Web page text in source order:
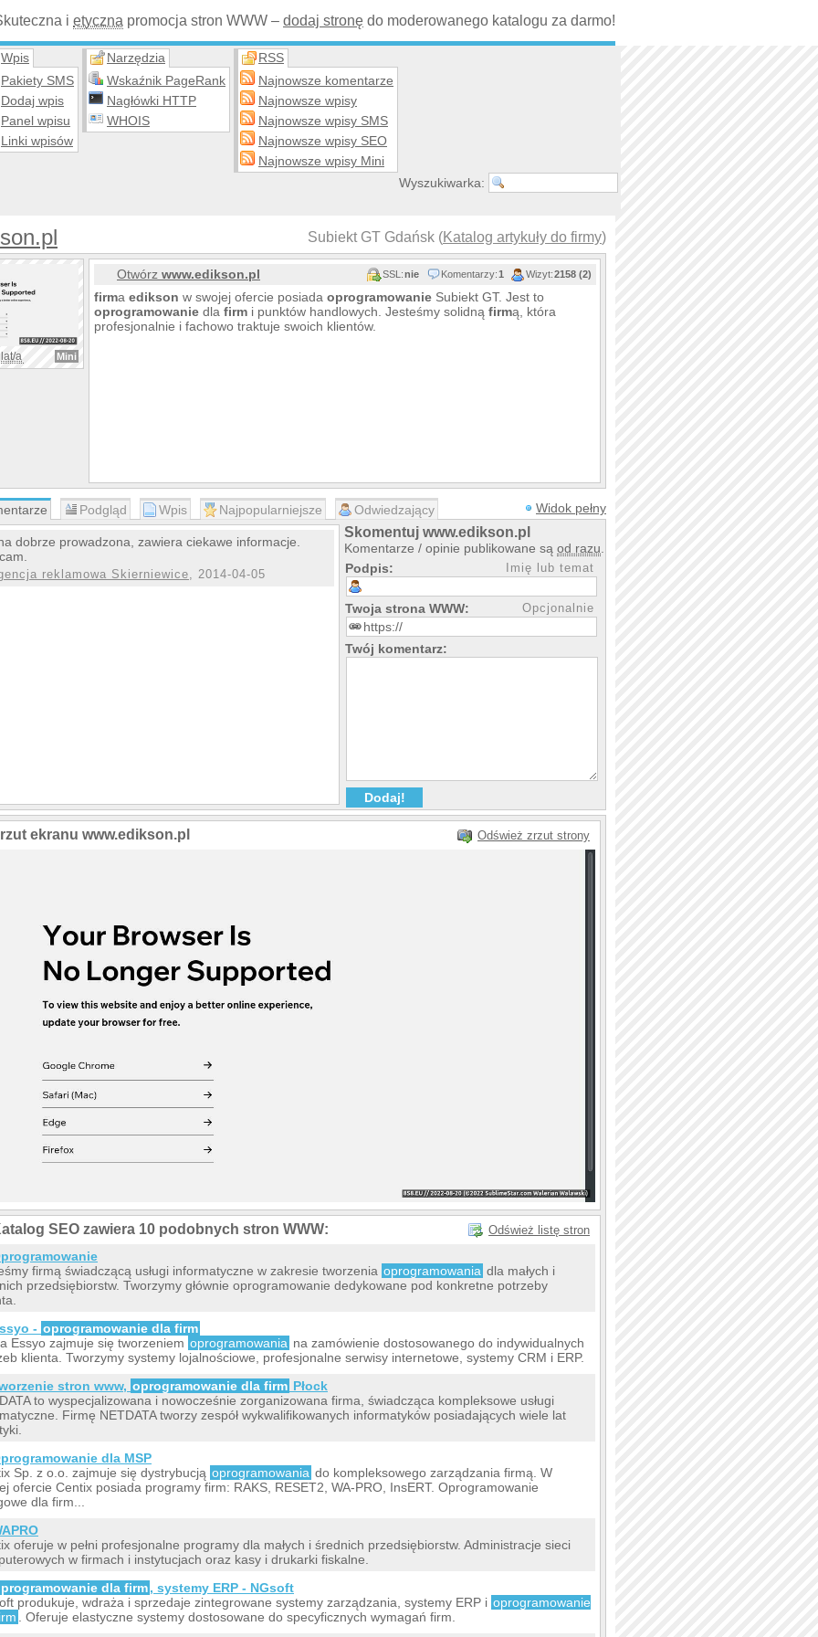
i etyczna promocja stron WWW – dodaj stronę do moderowanego katalogu za darmo!
Wpis
Pakiety SMS
Dodaj wpis
Panel wpisu
Linki wpisów
Narzędzia
Wskaźnik PageRank
Nagłówki HTTP
WHOIS
RSS
Najnowsze komentarze
Najnowsze wpisy
Najnowsze wpisy SMS
Najnowsze wpisy SEO
Najnowsze wpisy Mini
Wyszukiwarka:
Subiekt GT Gdańsk (Katalog artykuły do firmy)
a Mini
Otwórz www.edikson.pl SSL:nie Komentarzy:1 Wizyt:2158 (2)
firma edikson w swojej ofercie posiada oprogramowanie Subiekt GT. Jest to
oprogramowanie dla firm i punktów handlowych. Jesteśmy solidną firmą, która
profesjonalnie i fachowo traktuje swoich klientów.
Podgląd Wpis Najpopularniejsze Odwiedzający Widok pełny
dobrze prowadzona, zawiera ciekawe informacje.
reklamowa Skierniewice, 2014-04-05
Skomentuj www.edikson.pl
Komentarze / opinie publikowane są od razu
Podpis:
Imię lub temat
Twoja strona WWW: Opcjonalnie
Twój komentarz:
ekranu www.edikson.pl Odśwież zrzut strony
SEO zawiera 10 podobnych stron WWW: Odśwież listę stron
firmą świadczącą usługi informatyczne w zakresie tworzenia oprogramowania dla małych i
przedsiębiorstw. Tworzymy głównie oprogramowanie dedykowane pod konkretne potrzeby
- oprogramowanie dla firm
Essyo zajmuje się tworzeniem oprogramowania na zamówienie dostosowanego do indywidualnych
klienta. Tworzymy systemy lojalnościowe, profesjonalne serwisy internetowe, systemy CRM i ERP.
stron www, oprogramowanie dla firm Płock
to wyspecjalizowana i nowocześnie zorganizowana firma, świadcząca kompleksowe usługi
Firmę NETDATA tworzy zespół wykwalifikowanych informatyków posiadających wiele lat
dla MSP
Sp. z o.o. zajmuje się dystrybucją oprogramowania do kompleksowego zarządzania firmą. W
ofercie Centix posiada programy firm: RAKS, RESET2, WA-PRO, InsERT. Oprogramowanie
dla firm...
oferuje w pełni profesjonalne programy dla małych i średnich przedsiębiorstw. Administracje sieci
w firmach i instytucjach oraz kasy i drukarki fiskalne.
dla firm, systemy ERP - NGsoft
produkuje, wdraża i sprzedaje zintegrowane systemy zarządzania, systemy ERP i oprogramowanie
. Oferuje elastyczne systemy dostosowane do specyficznych wymagań firm.